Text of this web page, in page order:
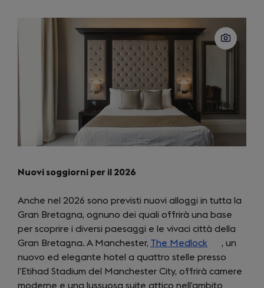
Nuovi soggiorni per il 2026
Anche nel 2026 sono previsti nuovi alloggi in tutta la
Gran Bretagna, ognuno dei quali offrirà una base
per scoprire i diversi paesaggi e le vivaci città della
Gran Bretagna. A Manchester, The Medlock (opens
in
a
new
, un
nuovo ed elegante hotel a quattro stelle presso
l’Etihad Stadium del Manchester City, offrirà camere
moderne e una lussuosa suite attico nell’ambito